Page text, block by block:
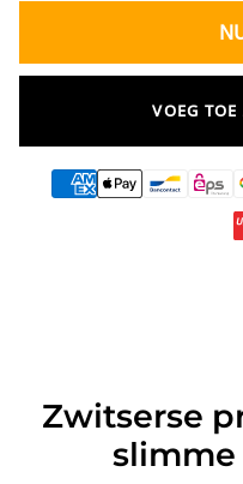
VOEG
Zwitserse
slimme